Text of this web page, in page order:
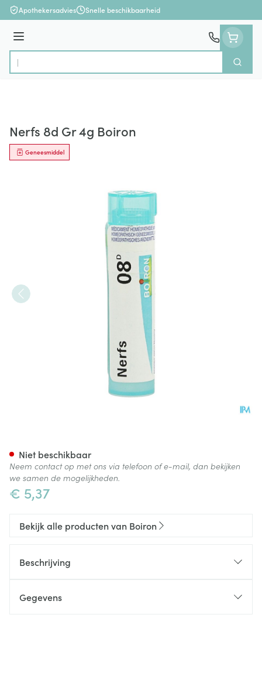
Ga naar de inhoud
Apothekersadvies Snelle beschikbaarheid
Menu
Product, merk, categorie...
Zoek
Nerfs 8d Gr 4g Boiron
Geneesmiddel
€ 5,37
Niet beschikbaar
Neem contact op met ons via telefoon of e-mail, dan bekijken
we samen de mogelijkheden.
Bekijk alle producten van Boiron
Beschrijving
Gegevens